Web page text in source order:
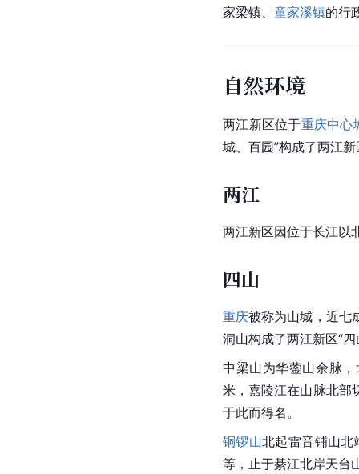
家梁镇、 童家溪镇的行
自然环境
两江新区位于重庆中心
城、百园”构成了两江
两江
两江新区因位于长江以
四山
重庆被称为山城，近七
洞山构成了两江新区“
中梁山为华蓥山余脉，
米，嘉陵江在山脉北部
于此而得名。
铜锣山北起雷音铺山北
等，止于綦江北岸天台